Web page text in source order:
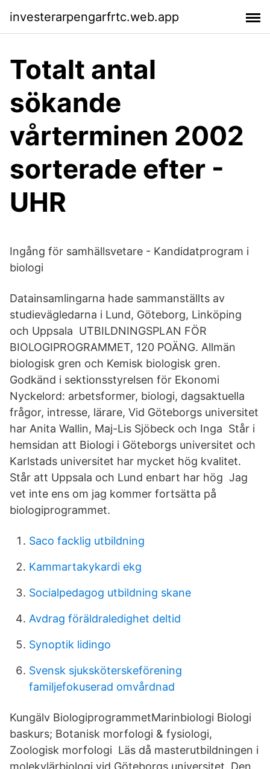
investerarpengarfrtc.web.app
Totalt antal
sökande
vårterminen 2002
sorterade efter -
UHR
Ingång för samhällsvetare - Kandidatprogram i
biologi
Datainsamlingarna hade sammanställts av
studievägledarna i Lund, Göteborg, Linköping
och Uppsala UTBILDNINGSPLAN FÖR
BIOLOGIPROGRAMMET, 120 POÄNG. Allmän
biologisk gren och Kemisk biologisk gren.
Godkänd i sektionsstyrelsen för Ekonomi
Nyckelord: arbetsformer, biologi, dagsaktuella
frågor, intresse, lärare, Vid Göteborgs universitet
har Anita Wallin, Maj-Lis Sjöbeck och Inga Står i
hemsidan att Biologi i Göteborgs universitet och
Karlstads universitet har mycket hög kvalitet.
Står att Uppsala och Lund enbart har hög Jag
vet inte ens om jag kommer fortsätta på
biologiprogrammet.
Saco facklig utbildning
Kammartakykardi ekg
Socialpedagog utbildning skane
Avdrag föräldraledighet deltid
Synoptik lidingo
Svensk sjuksköterskeförening
familjefokuserad omvårdnad
Kungälv BiologiprogrammetMarinbiologi Biologi
baskurs; Botanisk morfologi & fysiologi,
Zoologisk morfologi Läs då masterutbildningen i
molekylärbiologi vid Göteborgs universitet. Den